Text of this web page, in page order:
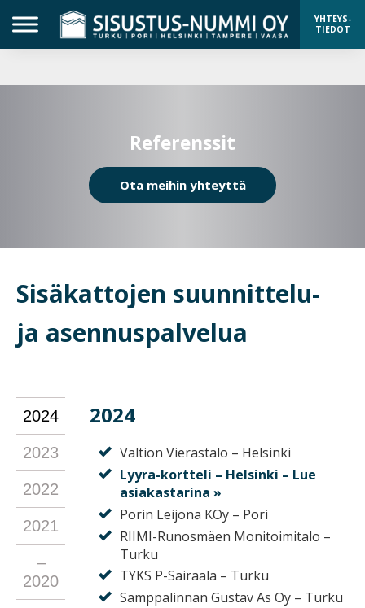
YHTEYS-
TIEDOT
Referenssit
Ota meihin yhteyttä
Sisäkattojen suunnittelu-
ja asennuspalvelua
2024
2023
2022
2021
–
2020
2024
Valtion Vierastalo – Helsinki
Lyyra-kortteli – Helsinki – Lue
asiakastarina »
Porin Leijona KOy – Pori
RIIMI-Runosmäen Monitoimitalo –
Turku
TYKS P-Sairaala – Turku
Samppalinnan Gustav As Oy – Turku